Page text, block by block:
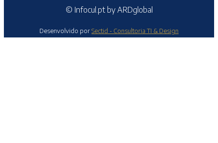
© Infocul.pt by ARDglobal
Desenvolvido porSectid - Consultoria TI & Design